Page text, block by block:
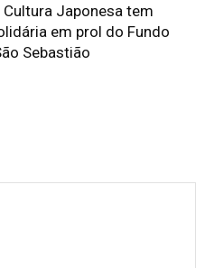
Cultura Japonesa tem
em prol do Fundo
Sebastião